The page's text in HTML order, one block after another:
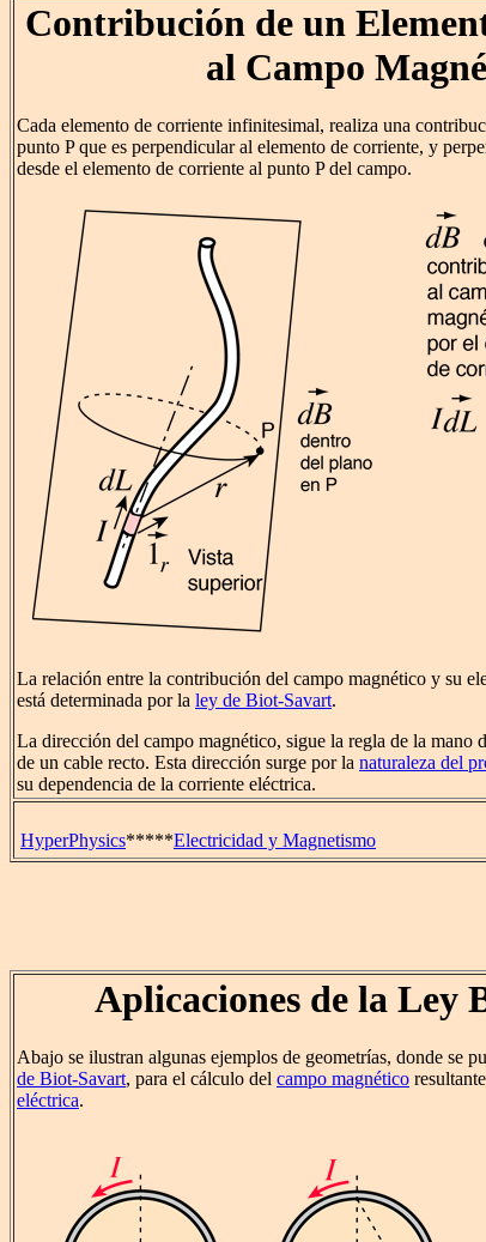
Contribución de un
al Campo
Cada elemento de corriente infinitesimal, realiza una
punto P que es perpendicular al elemento de corriente, y
desde el elemento de corriente al punto P del campo.
La relación entre la contribución del campo magnético y su
está determinada por la ley de Biot-Savart.
La dirección del campo magnético, sigue la regla de la mano
de un cable recto. Esta dirección surge por la naturaleza del
su dependencia de la corriente eléctrica.
HyperPhysics*****Electricidad y Magnetismo
Aplicaciones de la Ley
Abajo se ilustran algunas ejemplos de geometrías, donde se
de Biot-Savart, para el cálculo del campo magnético
eléctrica.